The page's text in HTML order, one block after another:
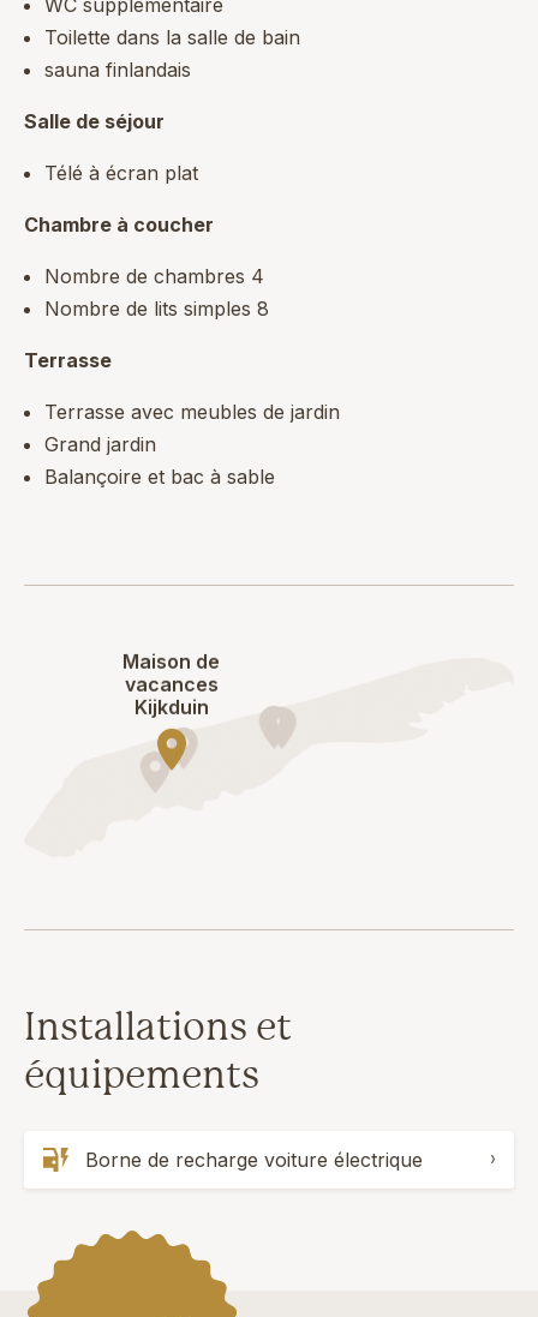
Toilette dans la salle de bain
sauna finlandais
Salle de séjour
Télé à écran plat
Chambre à coucher
Nombre de chambres 4
Nombre de lits simples 8
Terrasse
Terrasse avec meubles de jardin
Grand jardin
Balançoire et bac à sable
Maison de
vacances
Kijkduin
Installations et
équipements
Borne de recharge voiture électrique